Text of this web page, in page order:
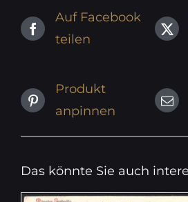
Auf Facebook
teilen
Produkt
anpinnen
Das könnte Sie auch